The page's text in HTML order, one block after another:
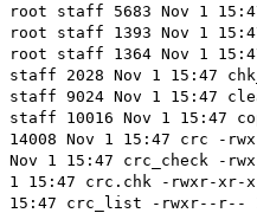
root staff 5683 Nov 1
root staff 1393 Nov 1
root staff 1364 Nov 1
staff 2028 Nov 1 15:47
staff 9024 Nov 1 15:47
staff 10016 Nov 1 15:47
14008 Nov 1 15:47 crc -
Nov 1 15:47 crc_check -
1 15:47 crc.chk -rwxr-xr-
15:47 crc_list -rwxr--r--